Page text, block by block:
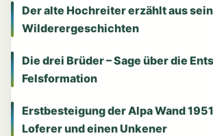
Der alte Hochreiter erzählt aus
Wilderergeschichten
Die drei Brüder – Sage über die
Felsformation
Erstbesteigung der Alpa Wand
Loferer und einen Unkener